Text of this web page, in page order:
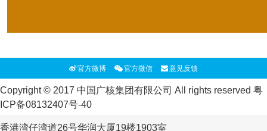
官方微博 官方微信 意见反馈
Copyright © 2017 中国广核集团有限公司 All rights reserved 粤
ICP备08132407号-40
香港湾仔湾道26号华润大厦19楼1903室